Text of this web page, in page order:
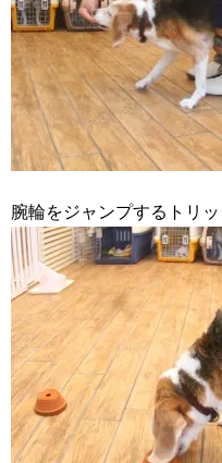
腕輪をジャンプするトリ